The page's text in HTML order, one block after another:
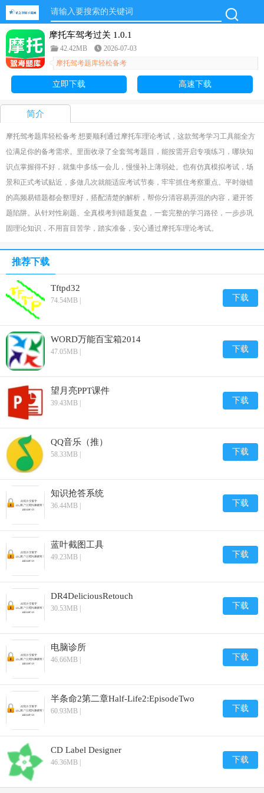
摩托车驾考过关 1.0.1
42.42MB
2026-07-03
摩托驾考题库轻松备考
立即下载 高速下载
简介
摩托驾考题库轻松备考 想要顺利通过摩托车理论考试，这款驾考学习工具能全方
位满足你的备考需求。里面收录了全套驾考题目，能按需开启专项练习，哪块知
识点掌握得不好，就集中多练一会儿，慢慢补上薄弱处。也有仿真模拟考试，场
景和正式考试贴近，多做几次就能适应考试节奏，牢牢抓住考察重点。平时做错
的高频易错题都会整理好，搭配清楚的解析，帮你分清容易弄混的内容，避开答
题陷阱。从针对性刷题、全真模考到错题复盘，一套完整的学习路径，一步步巩
固理论知识，不用盲目苦学，踏实准备，安心通过摩托车理论考试。
推荐下载
Tftpd32
74.54MB | 下载
WORD万能百宝箱2014
47.05MB | 下载
望月亮PPT课件
39.43MB | 下载
QQ音乐（推）
58.33MB | 下载
知识抢答系统
36.44MB | 下载
蓝叶截图工具
49.23MB | 下载
DR4DeliciousRetouch
30.53MB | 下载
电脑诊所
46.66MB | 下载
半条命2第二章Half-Life2:EpisodeTwo
60.93MB | 下载
CD Label Designer
46.36MB | 下载